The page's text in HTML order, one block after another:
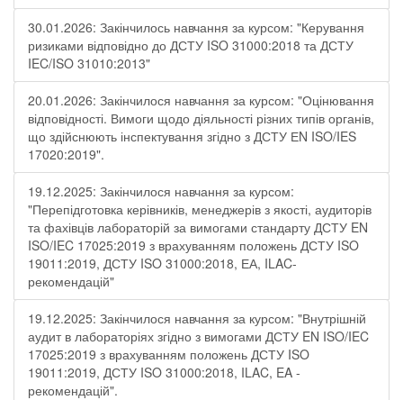
30.01.2026: Закінчилось навчання за курсом: "Керування
ризиками відповідно до ДСТУ ISO 31000:2018 та ДСТУ
IEC/ISO 31010:2013"
20.01.2026: Закінчилося навчання за курсом: "Оцінювання
відповідності. Вимоги щодо діяльності різних типів органів,
що здійснюють інспектування згідно з ДСТУ ЕN ISO/IES
17020:2019".
19.12.2025: Закінчилося навчання за курсом:
"Перепідготовка керівників, менеджерів з якості, аудиторів
та фахівців лабораторій за вимогами стандарту ДСТУ EN
ISO/IEC 17025:2019 з врахуванням положень ДСТУ ISO
19011:2019, ДСТУ ISO 31000:2018, ЕА, ILAC-
рекомендацій"
19.12.2025: Закінчилося навчання за курсом: "Внутрішній
аудит в лабораторіях згідно з вимогами ДСТУ EN ISO/IEC
17025:2019 з врахуванням положень ДСТУ ISO
19011:2019, ДСТУ ISO 31000:2018, ILAC, EA -
рекомендацій".